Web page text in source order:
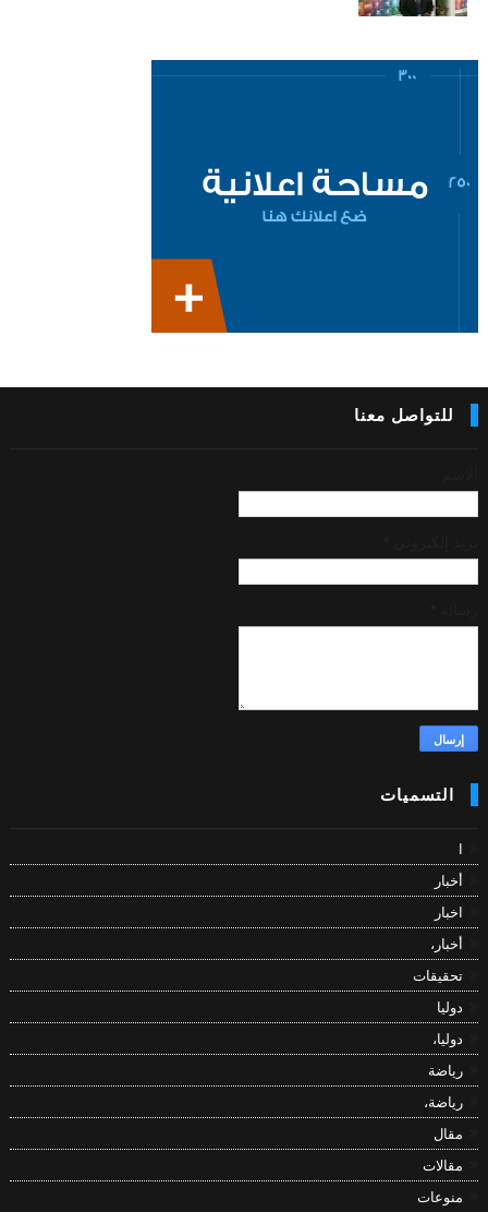
للتواصل معنا
التسميات
أخبار
اخبار
أخبار،
تحقيقات
دوليا
دوليا،
رياضة
رياضة،
مقال
مقالات
منوعات